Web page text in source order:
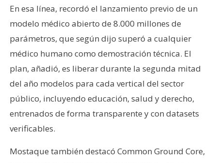
En esa línea, recordó el lanzamiento previo de un
modelo médico abierto de 8.000 millones de
parámetros, que según dijo superó a cualquier
médico humano como demostración técnica. El
plan, añadió, es liberar durante la segunda mitad
del año modelos para cada vertical del sector
público, incluyendo educación, salud y derecho,
entrenados de forma transparente y con datasets
verificables.
Mostaque también destacó Common Ground Core,